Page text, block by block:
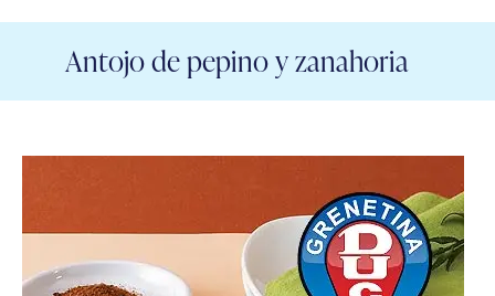
Antojo de pepino y zanahoria